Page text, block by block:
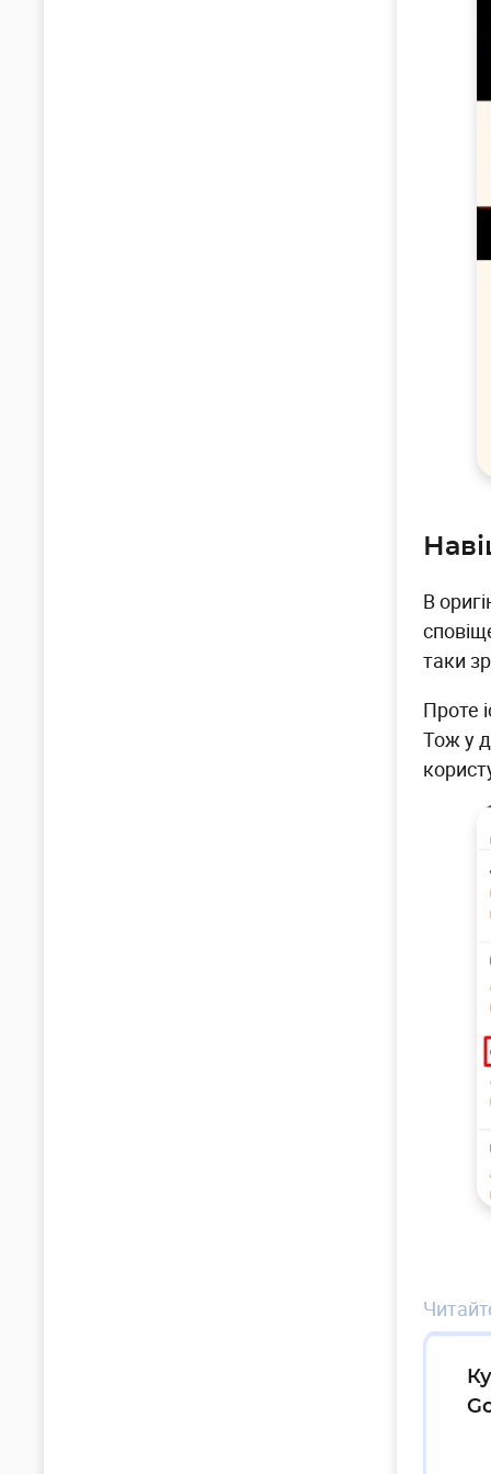
В
таки
Проте
Тож у